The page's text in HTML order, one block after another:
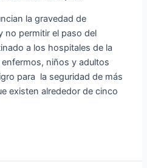
la gravedad de
no permitir el paso del
a los hospitales de la
niños y adultos
para la seguridad de más
existen alrededor de cinco